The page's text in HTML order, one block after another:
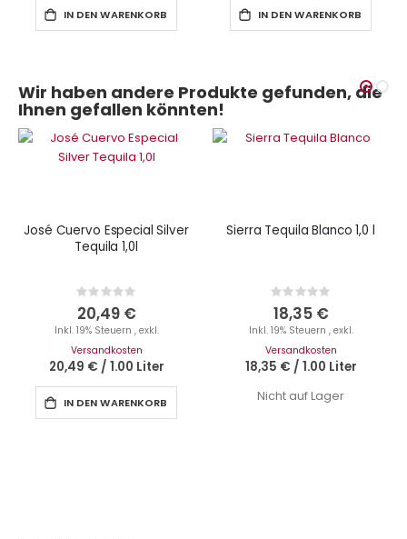
IN DEN WARENKORB IN DEN WARENKORB
Wir haben andere Produkte gefunden, die
Ihnen gefallen könnten!
José Cuervo Especial Silver
Tequila 1,0l
Rating:
0%
20,49 €
Inkl. 19% Steuern , exkl.
Versandkosten
20,49 € / 1.00 Liter
IN DEN WARENKORB
Sierra Tequila Blanco 1,0 l
Rating:
0%
18,35 €
Inkl. 19% Steuern , exkl.
Versandkosten
18,35 € / 1.00 Liter
Nicht auf Lager